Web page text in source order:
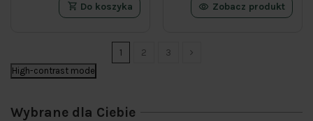
Do koszyka Zobacz produkt
1 2
3
High-contrast mode
Wybrane dla Ciebie